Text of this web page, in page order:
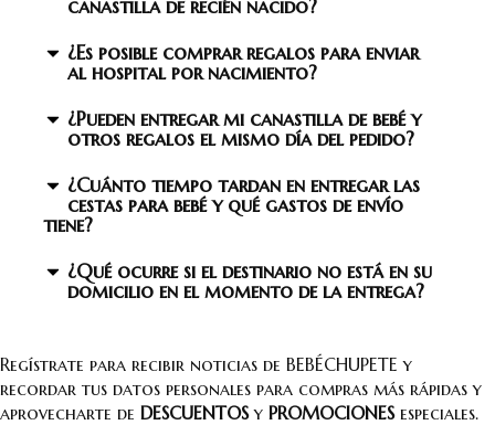
canastilla de recién nacido?
¿Es posible comprar regalos para enviar
al hospital por nacimiento?
¿Pueden entregar mi canastilla de bebé y
otros regalos el mismo día del pedido?
¿Cuánto tiempo tardan en entregar las
cestas para bebé y qué gastos de envío
tiene?
¿Qué ocurre si el destinario no está en su
domicilio en el momento de la entrega?
Regístrate para recibir noticias de BEBÉCHUPETE y
recordar tus datos personales para compras más rápidas y
aprovecharte de DESCUENTOSy PROMOCIONESespeciales.